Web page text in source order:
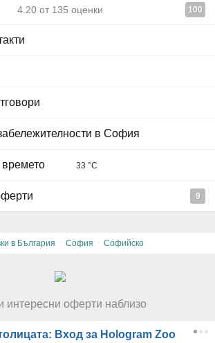
4.20 от 135 оценки 100
в София
времето 33 °C
9
в България · София · Софийско
интересни оферти наблизо
Вход за Hologram Zoo